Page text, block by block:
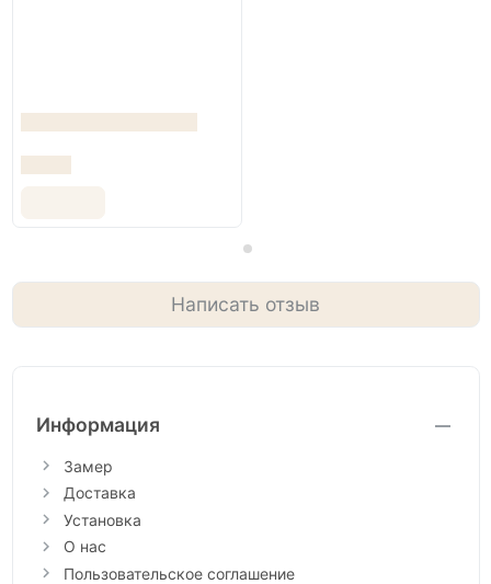
Написать отзыв
Информация
Замер
Доставка
Установка
О нас
Пользовательское соглашение